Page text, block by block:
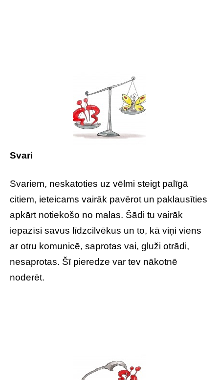
Svari
Svariem, neskatoties uz vēlmi steigt palīgā
citiem, ieteicams vairāk pavērot un paklausīties
apkārt notiekošo no malas. Šādi tu vairāk
iepazīsi savus līdzcilvēkus un to, kā viņi viens
ar otru komunicē, saprotas vai, gluži otrādi,
nesaprotas. Šī pieredze var tev nākotnē
noderēt.